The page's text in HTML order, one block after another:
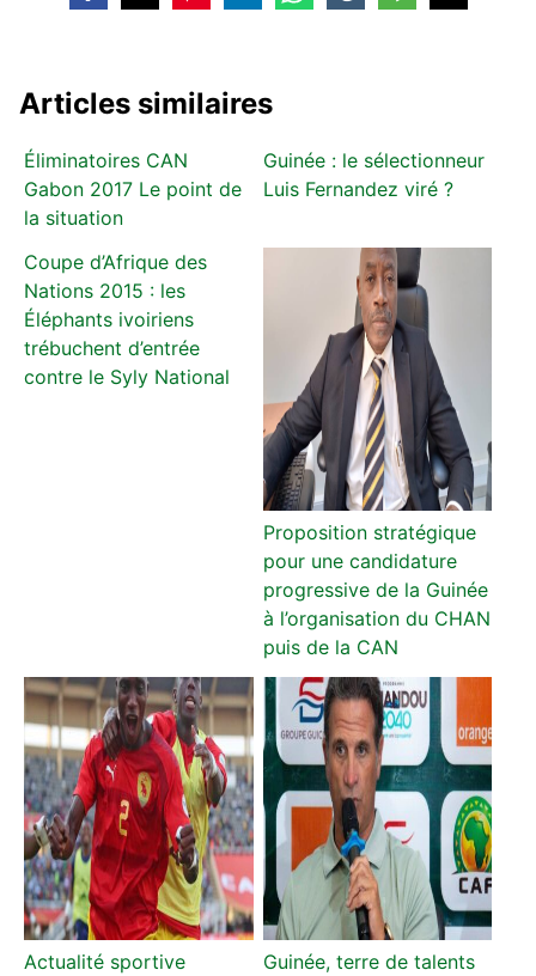
Articles similaires
Éliminatoires CAN
Gabon 2017 Le point de
la situation
Guinée : le sélectionneur
Luis Fernandez viré ?
Coupe d’Afrique des
Nations 2015 : les
Éléphants ivoiriens
trébuchent d’entrée
contre le Syly National
Proposition stratégique
pour une candidature
progressive de la Guinée
à l’organisation du CHAN
puis de la CAN
Actualité sportive
Guinée, terre de talents